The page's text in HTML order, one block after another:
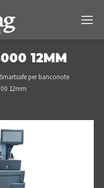
12MM
Smartsafe per banconote
12mm